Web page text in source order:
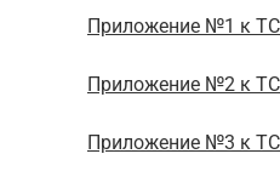
Приложение №1 к
Приложение №2 к
Приложение №3 к ТС